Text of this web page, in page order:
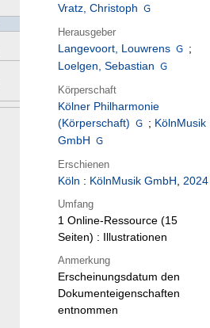
Vratz, Christoph
Herausgeber
Langevoort, Louwrens
;
Loelgen, Sebastian
Körperschaft
Kölner Philharmonie
(Körperschaft)
; KölnMusik
GmbH
Erschienen
Köln : KölnMusik GmbH, 2024
Umfang
1 Online-Ressource (15
Seiten) : Illustrationen
Anmerkung
Erscheinungsdatum den
Dokumenteigenschaften
entnommen